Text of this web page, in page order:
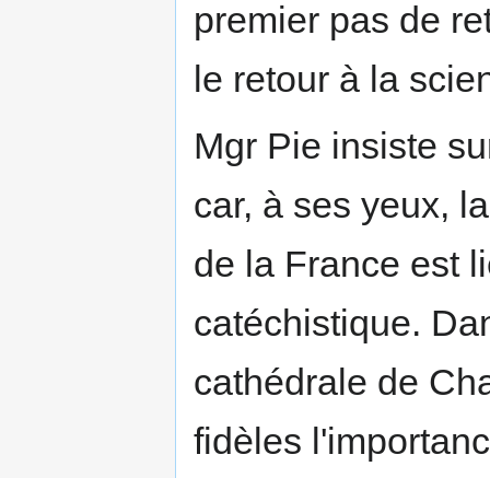
premier pas de
le retour à la
Mgr Pie insiste
car, à ses yeux,
de la France est
catéchistique.
cathédrale de
fidèles